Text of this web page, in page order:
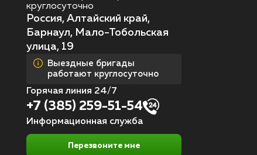
круглосуточно
Россия, Алтайский край,
Барнаул, Мало-Тобольская
улица, 19
Выездные бригады
работают круглосуточно
Горячая линия 24/7
+7 (385) 259-51-54
Информационная служба
Перезвоните мне